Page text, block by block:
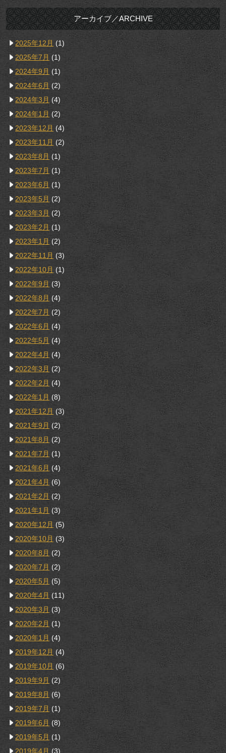
アーカイブ／ARCHIVE
2025年12月 (1)
2025年7月 (1)
2024年9月 (1)
2024年6月 (2)
2024年3月 (4)
2024年1月 (2)
2023年12月 (4)
2023年11月 (2)
2023年8月 (1)
2023年7月 (1)
2023年6月 (1)
2023年5月 (2)
2023年3月 (2)
2023年2月 (1)
2023年1月 (2)
2022年11月 (3)
2022年10月 (1)
2022年9月 (3)
2022年8月 (4)
2022年7月 (2)
2022年6月 (4)
2022年5月 (4)
2022年4月 (4)
2022年3月 (2)
2022年2月 (4)
2022年1月 (8)
2021年12月 (3)
2021年9月 (2)
2021年8月 (2)
2021年7月 (1)
2021年6月 (4)
2021年4月 (6)
2021年2月 (2)
2021年1月 (3)
2020年12月 (5)
2020年10月 (3)
2020年8月 (2)
2020年7月 (2)
2020年5月 (5)
2020年4月 (11)
2020年3月 (3)
2020年2月 (1)
2020年1月 (4)
2019年12月 (4)
2019年10月 (6)
2019年9月 (2)
2019年8月 (6)
2019年7月 (1)
2019年6月 (8)
2019年5月 (1)
2019年4月 (3)